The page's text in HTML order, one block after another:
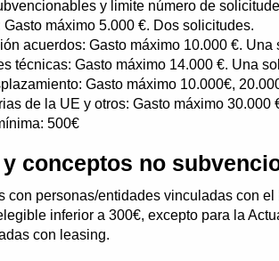
y limite número de
Gasto máximo 5.000 €. Dos solicitudes.
acuerdos: Gasto máximo 10.000 €. Una
técnicas: Gasto máximo 14.000 €. Una
Gasto máximo 10.000€,
de la UE y otros: Gasto máximo 30.000
500€
conceptos no
con personas/entidades vinculadas con el
inferior a 300€, excepto para la
con leasing.